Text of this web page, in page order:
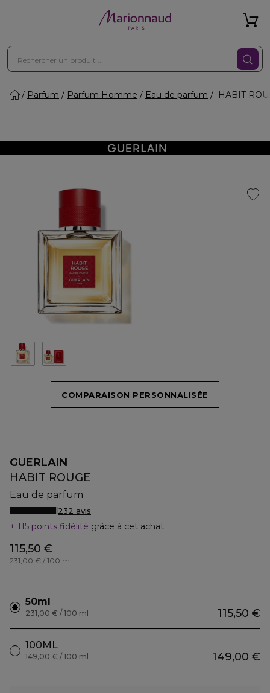
Parfum Parfum Homme Eau de parfum HABIT
COMPARAISON PERSONNALISÉE
GUERLAIN
HABIT ROUGE
Eau de parfum
232 avis
115 points fidélité grâce à cet achat
115,50 €
231,00 € / 100 ml
50ml
115,50 €
231,00 € / 100 ml
100ML
149,00 €
149,00 € / 100 ml